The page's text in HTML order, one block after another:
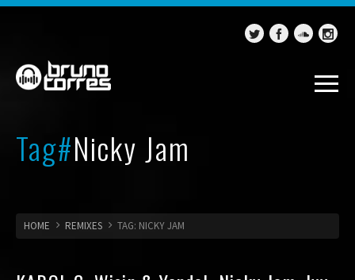
Tag#Nicky Jam
HOME REMIXES TAG: NICKY JAM